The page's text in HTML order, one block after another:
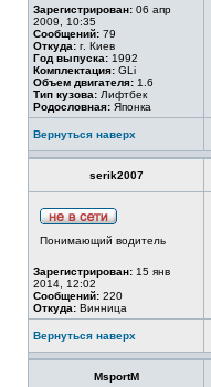
Зарегистрирован: 06 апр
2009, 10:35
Сообщений: 79
Откуда: г. Киев
Год выпуска: 1992
Комплектация: GLi
Объем двигателя: 1.6
Тип кузова: Лифтбек
Родословная: Японка
Вернуться наверх
serik2007
Понимающий водитель
Зарегистрирован: 15 янв
2014, 12:02
Сообщений: 220
Откуда: Винница
Вернуться наверх
MsportM